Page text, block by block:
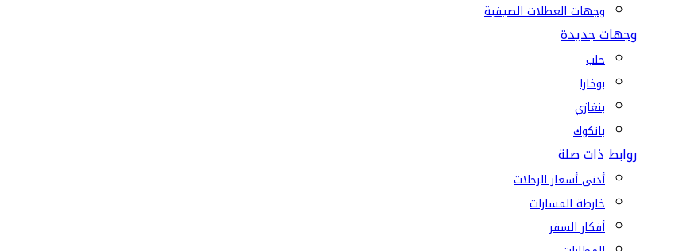
وجهات العطلات الصيفية
وجهات جديدة
حلب
بوخارا
بنغازي
بانكوك
روابط ذات صلة
أدنى أسعار الرحلات
خارطة المسارات
أفكار السفر